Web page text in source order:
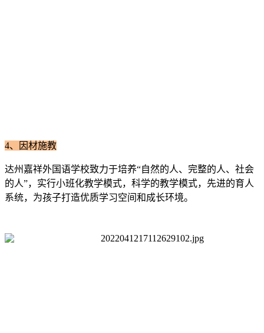
4、 因材施教
达州嘉祥外国语学校致力于培养“自然的人、完整的人、社会
的人”，实行小班化教学模式，科学的教学模式，先进的育人
系统，为孩子打造优质学习空间和成长环境。